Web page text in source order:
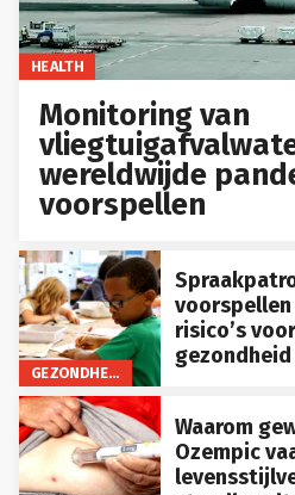
HEALTH
Monitoring van
wereldwijde
voorspellen
GEZONDHEID
risico’s
gezondheid
Waarom
Ozempic